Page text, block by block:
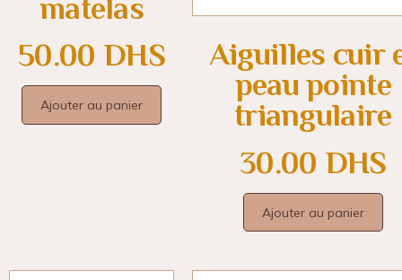
matelas
50.00 DHS
Ajouter au panier
Aiguilles cuir
peau pointe
triangulaire
30.00 DHS
Ajouter au panier